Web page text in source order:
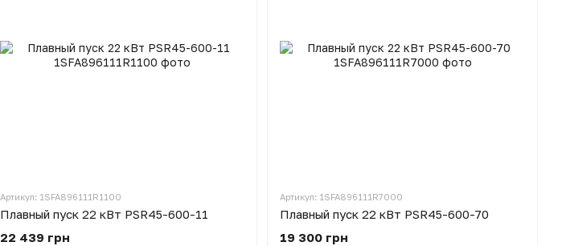
Артикул: 1SFA896111R1100
Плавный пуск 22 кВт PSR45-600-11
22 439 грн
Артикул: 1SFA896111R7000
Плавный пуск 22 кВт PSR45-600-70
19 300 грн